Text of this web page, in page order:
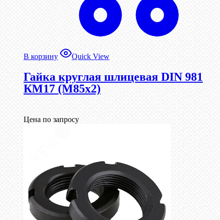
В корзину Quick View
Гайка круглая шлицевая DIN 981
КМ17 (М85х2)
Цена по запросу